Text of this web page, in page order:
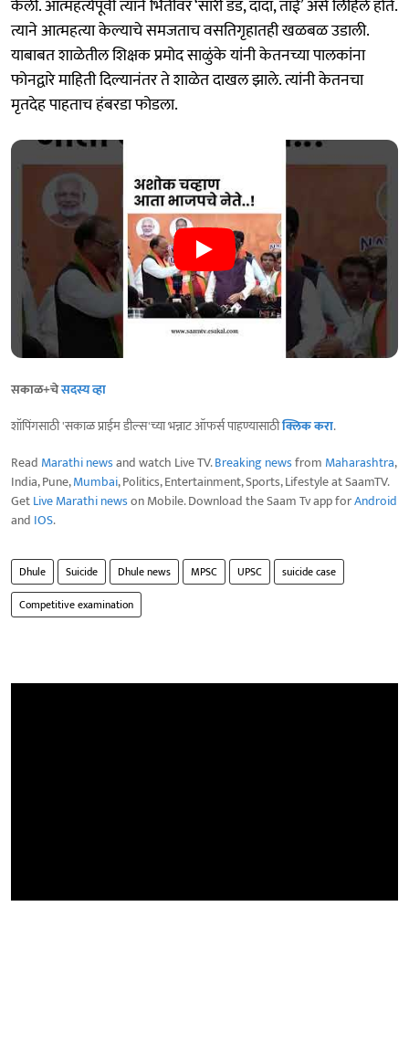
केली. आत्महत्येपूर्वी त्याने भिंतीवर ‘सॉरी डॅड, दादा, ताई’ असे लिहिले होते.
त्याने आत्महत्या केल्याचे समजताच वसतिगृहातही खळबळ उडाली.
याबाबत शाळेतील शिक्षक प्रमोद साळुंके यांनी केतनच्या पालकांना
फोनद्वारे माहिती दिल्यानंतर ते शाळेत दाखल झाले. त्यांनी केतनचा
मृतदेह पाहताच हंबरडा फोडला.
सकाळ+चेसदस्य व्हा
शॉपिंगसाठी 'सकाळ प्राईम डील्स'च्या भन्नाट ऑफर्स पाहण्यासाठीक्लिक करा.
Read Marathi newsand watch Live TV.Breaking newsfrom Maharashtra,
India, Pune,Mumbai, Politics, Entertainment, Sports, Lifestyle at SaamTV.
GetLive Marathi newson Mobile. Download the Saam Tv app forAndroid
and IOS.
Dhule Suicide Dhule news MPSC UPSC
suicide case
Competitive examination